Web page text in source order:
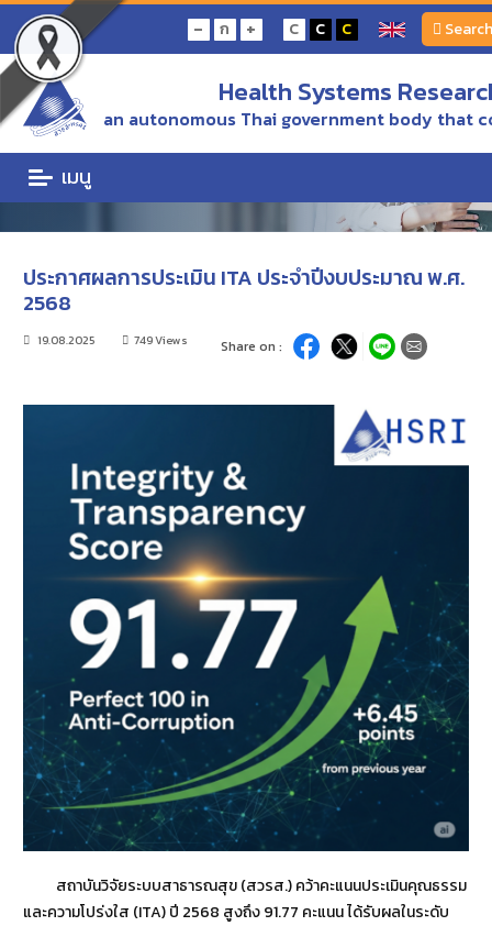
- ก + C C C Search
Health Systems
an autonomous Thai government body that
เมนู
Home
ข่าว/ความเคลื่อนไหว
ประกาศผลการประเมิน ITA ประจำปีงบประมาณ พ.ศ. 2568
ข่าว/ความเคลื่อนไหว
ข่าว/ความเคลื่อนไหว
ประกาศผลการประเมิน ITA ประจำปีงบประมาณ พ.ศ.
2568
19.08.2025 749 Views Share on :
สถาบันวิจัยระบบสาธารณสุข (สวรส.) คว้าคะแนนประเมินคุณธรรม
และความโปร่งใส (ITA) ปี 2568 สูงถึง 91.77 คะแนน ได้รับผลในระดับ